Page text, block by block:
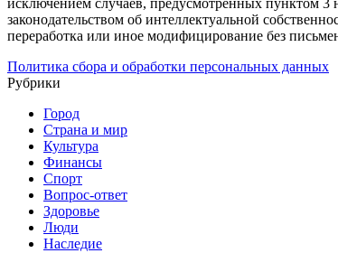
исключением случаев, предусмотренных пунктом 3
законодательством об интеллектуальной
переработка или иное модифицирование без
Политика сбора и обработки персональных данных
Рубрики
Город
Страна и мир
Культура
Финансы
Спорт
Вопрос-ответ
Здоровье
Люди
Наследие